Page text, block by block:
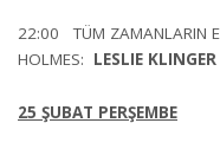
22:00 TÜM ZAMANLARIN
HOLMES: LESLIE KLINGER
25 ŞUBAT PERŞEMBE